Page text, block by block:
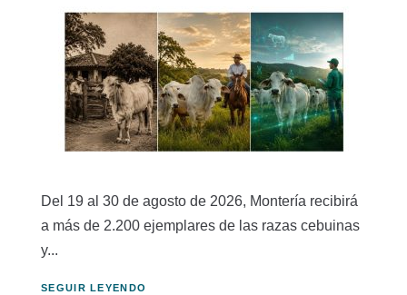
Del 19 al 30 de agosto de 2026, Montería recibirá
a más de 2.200 ejemplares de las razas cebuinas
y...
SEGUIR LEYENDO